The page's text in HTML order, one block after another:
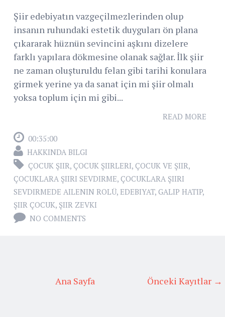
Şiir edebiyatın vazgeçilmezlerinden olup
insanın ruhundaki estetik duyguları ön plana
çıkararak hüznün sevincini aşkını dizelere
farklı yapılara dökmesine olanak sağlar. İlk şiir
ne zaman oluşturuldu felan gibi tarihi konulara
girmek yerine ya da sanat için mi şiir olmalı
yoksa toplum için mi gibi...
READ MORE
00:35:00
HAKKINDA BILGI
ÇOCUK ŞIIR, ÇOCUK ŞIIRLERI, ÇOCUK VE ŞIIR,
ÇOCUKLARA ŞIIRI SEVDIRME, ÇOCUKLARA ŞIIRI
SEVDIRMEDE AILENIN ROLÜ, EDEBIYAT, GALIP HATIP,
ŞIIR ÇOCUK, ŞIIR ZEVKI
NO COMMENTS
Önceki Kayıtlar →
Ana Sayfa